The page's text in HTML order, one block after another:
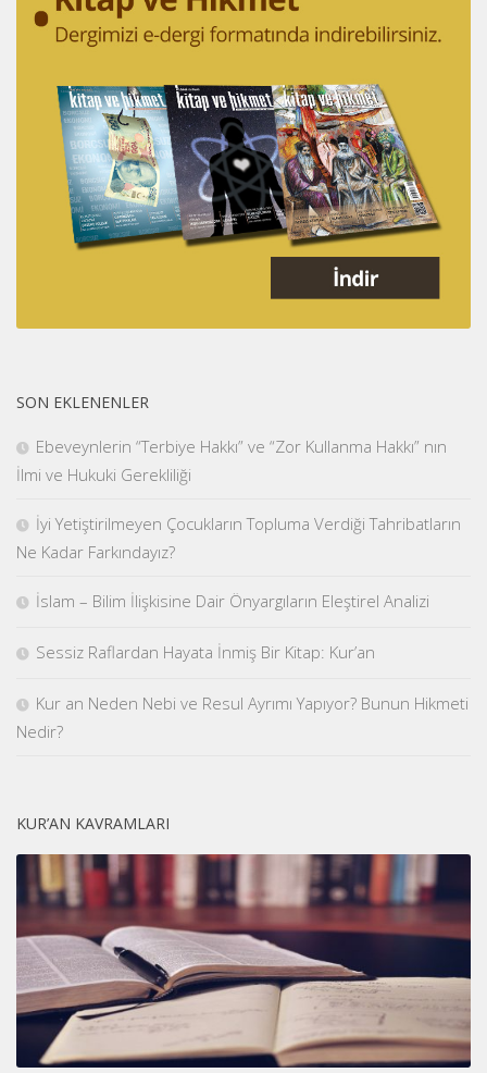
SON EKLENENLER
Ebeveynlerin “Terbiye Hakkı” ve “Zor Kullanma Hakkı” nın
İlmi ve Hukuki Gerekliliği
İyi Yetiştirilmeyen Çocukların Topluma Verdiği Tahribatların
Ne Kadar Farkındayız?
İslam – Bilim İlişkisine Dair Önyargıların Eleştirel Analizi
Sessiz Raflardan Hayata İnmiş Bir Kitap: Kur’an
Kur an Neden Nebi ve Resul Ayrımı Yapıyor? Bunun Hikmeti
Nedir?
KUR’AN KAVRAMLARI